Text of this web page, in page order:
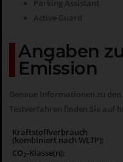
Parking Assistant
Active Guard
Angaben
Emission
Genaue Informationen zu
Testverfahren finden Sie auf
Kraftstoffverbrauch
(kombiniert nach WLTP):
CO2-Klasse(n):